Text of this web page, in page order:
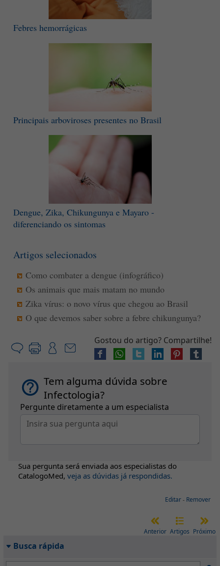
Febres hemorrágicas
Principais arboviroses presentes no Brasil
Dengue, Zika, Chikungunya e Mayaro -
diferenciando os sintomas
Artigos selecionados
Como combater a dengue (infográfico)
Os animais que mais matam no mundo
Zika vírus: o novo vírus que chegou ao Brasil
O que devemos saber sobre a febre chikungunya?
Gostou do artigo? Compartilhe!
Tem alguma dúvida sobre
Infectologia?
Pergunte diretamente a um especialista
Sua pergunta será enviada aos especialistas do
CatalogoMed, veja as dúvidas já respondidas.
Editar- Remover
Anterior Artigos Próximo
Busca rápida